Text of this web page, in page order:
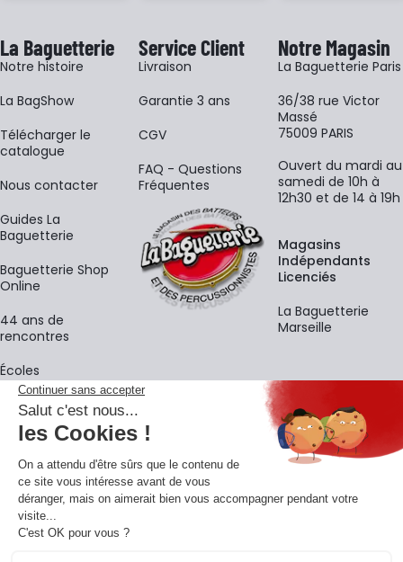
La Baguetterie
Notre histoire
La BagShow
​Télécharger le
catalogue
Nous contacter
Guides La
Baguetterie
Baguetterie Shop
Online
44 ans de
rencontres
Écoles
Service Client
Livraison
Garantie 3 ans
CGV
FAQ - Questions
Fréquentes
Notre Magasin
La Baguetterie Paris
36/38 rue Victor
Massé
75009 PARIS
Ouvert du mardi au
samedi de 10h à
12h30 et de 14 à 19h
Magasins
Indépendants
Licenciés
La Baguetterie
Marseille
La newsletter
Adresse e-mail
En vous inscrivant à notre newsletter, vous acceptez notre
confidentialité.
Retrouvons-nous sur